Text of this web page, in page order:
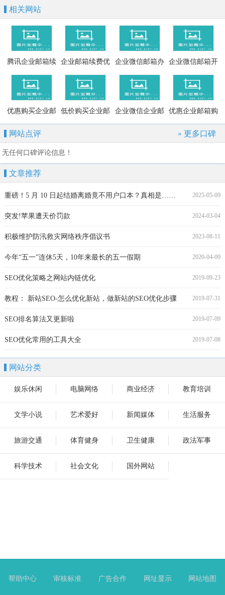
相关网站
腾讯企业邮箱续
费优惠
企业邮箱续费优
惠
企业微信邮箱办
理
企业微信邮箱开
通
优惠购买企业邮
箱
低价购买企业邮 企业微信企业邮 优惠企业邮箱购
买
网站点评 » 更多口碑
无任何口碑评论信息！
文章推荐
2025-05-09
重磅！5 月 10 日起结婚离婚竟不用户口本？真相是……
2024-03-04
突发!苹果遭天价罚款
2023-08-11
积极维护防汛救灾网络秩序倡议书
2020-04-09
今年“五一”连休5天，10年来最长的五一假期
2019-09-23
SEO优化策略之网站内链优化
2019-07-31
教程： 新站SEO-怎么优化新站，做新站的SEO优化步骤
2019-07-09
SEO排名算法又更新啦
2019-07-08
SEO优化常用的工具大全
网站分类
娱乐休闲 电脑网络 商业经济 教育培训
文学小说 艺术爱好 新闻媒体 生活服务
旅游交通 体育健身 卫生健康 政法军事
科学技术 社会文化 国外网站
帮助中心 审核标准 广告合作 网址显示 网站地图